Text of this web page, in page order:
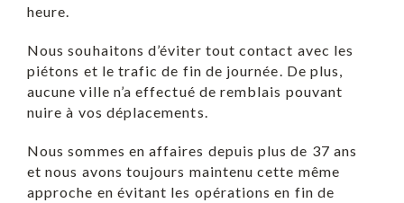
heure.
Nous souhaitons d’éviter tout contact avec les
piétons et le trafic de fin de journée. De plus,
aucune ville n’a effectué de remblais pouvant
nuire à vos déplacements.
Nous sommes en affaires depuis plus de 37 ans
et nous avons toujours maintenu cette même
approche en évitant les opérations en fin de